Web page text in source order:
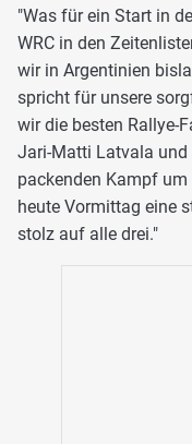
"Was für ein Start in
WRC in den
wir in Argentinien
spricht für unsere
wir die besten Rallye-
Jari-Matti Latvala und
packenden Kampf
heute Vormittag eine
stolz auf alle drei."